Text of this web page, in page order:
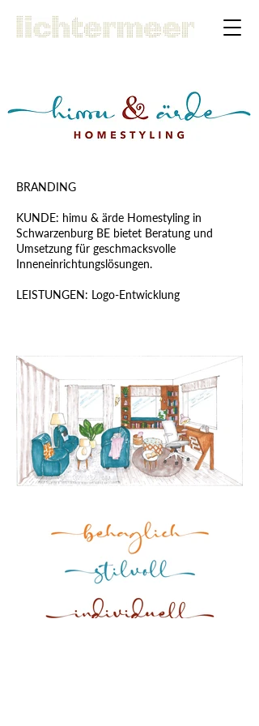
BRANDING
KUNDE: himu & ärde Homestyling in
Schwarzenburg BE bietet Beratung und
Umsetzung für geschmacksvolle
Inneneinrichtungslösungen.
LEISTUNGEN: Logo-Entwicklung